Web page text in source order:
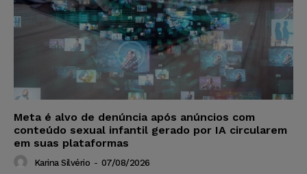
Meta é alvo de denúncia após anúncios com
conteúdo sexual infantil gerado por IA circularem
em suas plataformas
Karina Silvério - 07/08/2026